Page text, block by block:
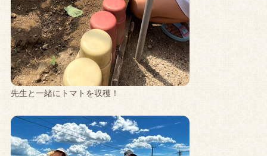
先生と一緒にトマトを収穫！